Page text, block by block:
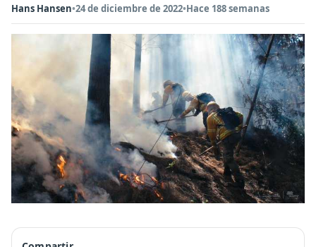
Hans Hansen•24 de diciembre de 2022•Hace 188 semanas